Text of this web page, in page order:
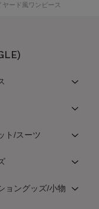
ヤード風ワンピース
ト/スーツ
ョングッズ/小物